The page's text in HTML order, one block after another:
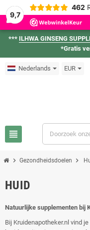
9,7
462
*** ILHWA GINSENG
*Gratis
Nederlands EUR
view_headline
chevron_right Gezondheidsdoelen chevron_right
HUID
Natuurlijke supplementen bij
Bij Kruidenapotheker.nl vind